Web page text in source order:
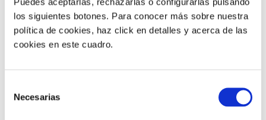
los siguientes botones. Para conocer más sobre nuestra
política de cookies, haz click en detalles y acerca de las
cookies en este cuadro.
Necesarias
Hoy en día, existen diferentes sistemas y aplicaciones
para solucionar esta necesidad. De entre ellos, los
sistemas de comunicaciones en la nube se han erigido
organización necesite en cada momento